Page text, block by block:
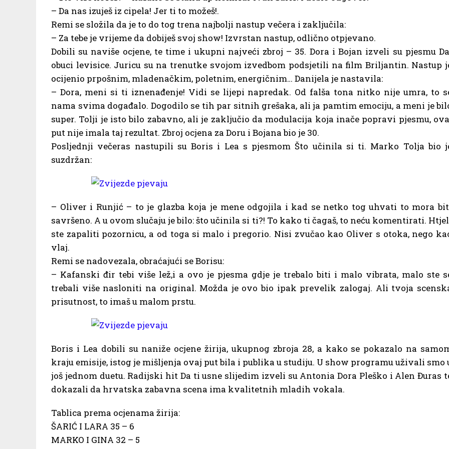
– Da nas izuješ iz cipela! Jer ti to možeš!.
Remi se složila da je to do tog trena najbolji nastup večera i zaključila:
– Za tebe je vrijeme da dobiješ svoj show! Izvrstan nastup, odlično otpjevano.
Dobili su naviše ocjene, te time i ukupni najveći zbroj – 35. Dora i Bojan izveli su pjesmu
obuci levisice. Juricu su na trenutke svojom izvedbom podsjetili na film Briljantin. Nastup
ocijenio prpošnim, mladenačkim, poletnim, energičnim… Danijela je nastavila:
– Dora, meni si ti iznenađenje! Vidi se lijepi napredak. Od falša tona nitko nije umra, to
nama svima događalo. Dogodilo se tih par sitnih grešaka, ali ja pamtim emociju, a meni je
super. Tolji je isto bilo zabavno, ali je zaključio da modulacija koja inače popravi pjesmu,
put nije imala taj rezultat. Zbroj ocjena za Doru i Bojana bio je 30.
Posljednji večeras nastupili su Boris i Lea s pjesmom Što učinila si ti. Marko Tolja bio
suzdržan:
– Oliver i Runjić – to je glazba koja je mene odgojila i kad se netko tog uhvati to mora
savršeno. A u ovom slučaju je bilo: što učinila si ti?! To kako ti čagaš, to neću komentirati.
ste zapaliti pozornicu, a od toga si malo i pregorio. Nisi zvučao kao Oliver s otoka, nego
vlaj.
Remi se nadovezala, obraćajući se Borisu:
– Kafanski đir tebi više lež,i a ovo je pjesma gdje je trebalo biti i malo vibrata, malo ste
trebali više nasloniti na original. Možda je ovo bio ipak prevelik zalogaj. Ali tvoja
prisutnost, to imaš u malom prstu.
Boris i Lea dobili su naniže ocjene žirija, ukupnog zbroja 28, a kako se pokazalo na
kraju emisije, istog je mišljenja ovaj put bila i publika u studiju. U show programu uživali smo
još jednom duetu. Radijski hit Da ti usne slijedim izveli su Antonia Dora Pleško i Alen Đuras
dokazali da hrvatska zabavna scena ima kvalitetnih mladih vokala.
Tablica prema ocjenama žirija:
ŠARIĆ I LARA 35 – 6
MARKO I GINA 32 – 5